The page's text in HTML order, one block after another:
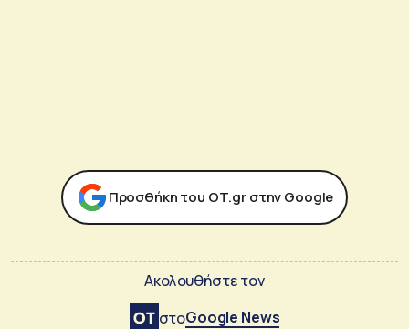
Προσθήκη του ΟΤ.gr στην Google
Ακολουθήστε τον
στοGoogle News